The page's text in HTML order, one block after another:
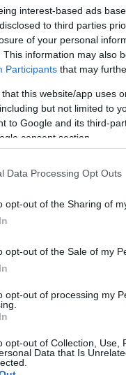
interest-based ads
to third parties
of your personal
This information may also
Participants that may
that this website/app uses
but not limited to
to Google and its third-
consent section.
Data Processing Opt Outs
opt-out of the Sharing of
opt-out of the Sale of my
opt-out of processing my
opt-out of Collection, Use,
Data that Is
a Recorder hasábjain,
anyagaikat. Ugorjatok
the hunall machines will fail noira
FÜGGETLEN
a Recorder hasábjain,